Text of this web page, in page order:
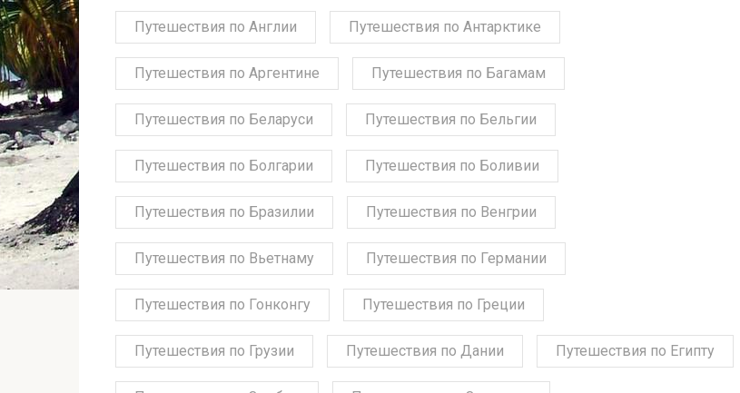
Путешествия по Англии Путешествия по Антарктике
Путешествия по Аргентине Путешествия по Багамам
Путешествия по Беларуси Путешествия по Бельгии
Путешествия по Болгарии Путешествия по Боливии
Путешествия по Бразилии Путешествия по Венгрии
Путешествия по Вьетнаму Путешествия по Германии
Путешествия по Гонконгу Путешествия по Греции
Путешествия по Грузии Путешествия по Дании Путешествия по Египту